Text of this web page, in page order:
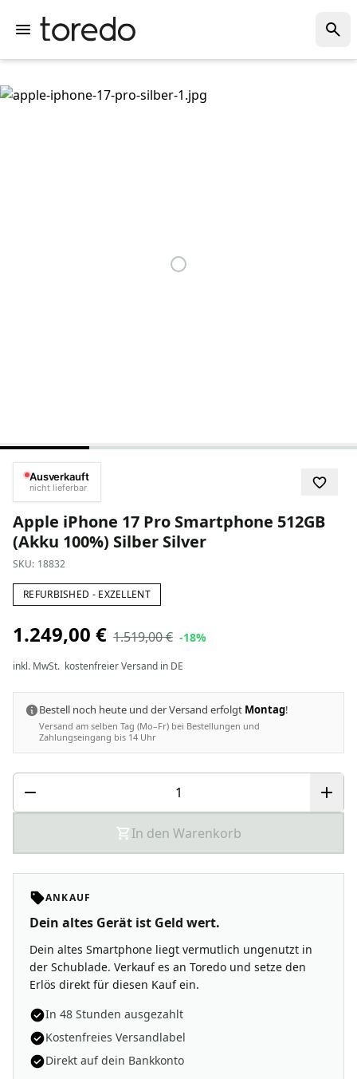
Ausverkauft
nicht lieferbar
Apple iPhone 17 Pro Smartphone 512GB
(Akku 100%) Silber Silver
SKU: 18832
REFURBISHED - EXZELLENT
1.249,00 € 1.519,00 € -18%
inkl. MwSt. kostenfreier Versand in DE
Bestell noch heute und der Versand erfolgt Montag!
Versand am selben Tag (Mo–Fr) bei Bestellungen und
Zahlungseingang bis 14 Uhr
In den Warenkorb
ANKAUF
Dein altes Gerät ist Geld wert.
Dein altes Smartphone liegt vermutlich ungenutzt in
der Schublade. Verkauf es an Toredo und setze den
Erlös direkt für diesen Kauf ein.
In 48 Stunden ausgezahlt
Kostenfreies Versandlabel
Direkt auf dein Bankkonto